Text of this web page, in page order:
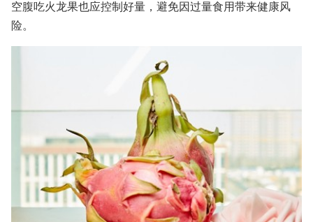
空腹吃火龙果也应控制好量，避免因过量食用带来健康风
险。